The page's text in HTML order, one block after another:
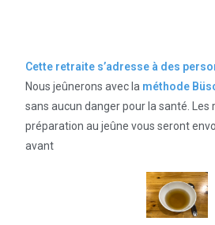
Cette retraite s’adresse à des
Nous jeûnerons avec la méthode
sans aucun danger pour la santé.
préparation au jeûne vous seront
avant